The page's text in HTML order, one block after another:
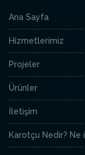
Ana Sayfa
Hizmetlerimiz
Projeler
Ürünler
İletişim
Karotçu Nedir? Ne